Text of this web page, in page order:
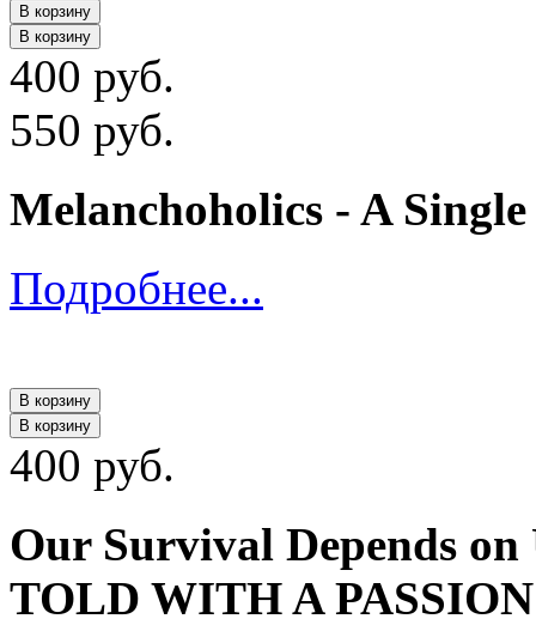
В корзину
В корзину
400 руб.
550 руб.
Melanchoholics - A
Подробнее...
В корзину
В корзину
400 руб.
Our Survival Depends
TOLD WITH A